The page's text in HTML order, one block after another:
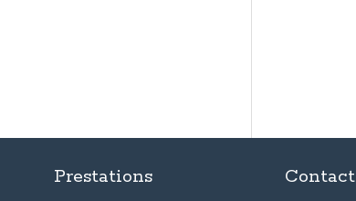
Prestations Contact